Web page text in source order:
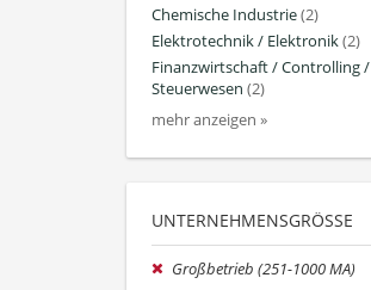
Chemische Industrie(2)
Elektrotechnik / Elektronik(2)
Finanzwirtschaft / Controlling /
Steuerwesen (2)
mehr anzeigen »
UNTERNEHMENSGRÖSSE
Großbetrieb (251-1000 MA)